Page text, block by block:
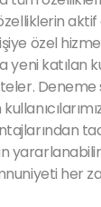
aktif
özel
katılan
Deneme
her